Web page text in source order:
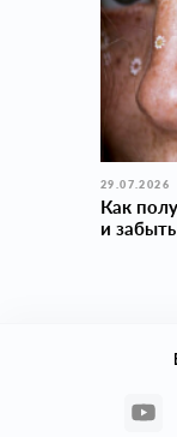
29.07.2026
Как
и